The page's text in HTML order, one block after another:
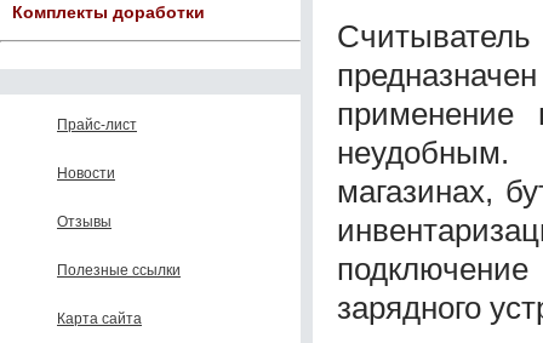
Комплекты доработки
Прайс-лист
Новости
Отзывы
Полезные ссылки
Карта сайта
применение
магазинах,
зарядного